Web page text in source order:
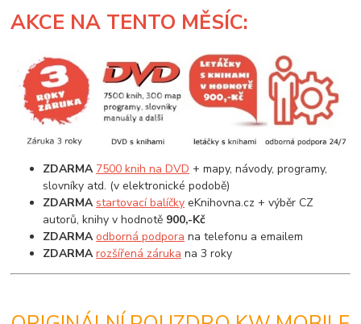
AKCE NA TENTO MĚSÍC:
ZDARMA 7500 knih na DVD + mapy, návody, programy,
slovníky atd. (v elektronické podobě)
ZDARMA startovací balíčky eKnihovna.cz + výběr CZ
autorů, knihy v hodnotě 900,-Kč
ZDARMA odborná podpora na telefonu a emailem
ZDARMA rozšířená záruka na 3 roky